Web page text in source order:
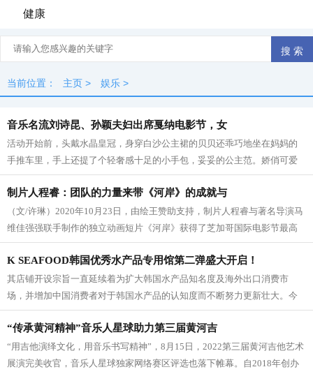
健康
当前位置： 主页 > 娱乐 >
音乐名流刘诗昆、孙颖夫妇出席戛纳电影节，女
活动开始前，头戴水晶皇冠，身穿白沙公主裙的贝贝还乖巧地坐在妈妈的
手推车里，手上还提了个轻奢感十足的小手包，妥妥的公主范。娇俏可爱
的模样，引来了大量明星前来打招呼、...
制片人程睿：团队的力量来带《河岸》的成就与
（文/许琳）2020年10月23日，由绘王赞助支持，制片人程睿与著名导演马
维佳强强联手制作的独立动画短片《河岸》获得了芝加哥国际电影节最高
的荣誉之一——动画银雨果奖，这部短片...
K SEAFOOD韩国优秀水产品专用馆第二弹盛大开启！
其店铺开设宗旨一直延续着为扩大韩国水产品知名度及海外出口消费市
场，并增加中国消费者对于韩国水产品的认知度而不断努力更新壮大。今
年主办方更是为大家准备了超多好礼，让...
“传承黄河精神”音乐人星球助力第三届黄河吉
“用吉他演绎文化，用音乐书写精神”，8月15日，2022第三届黄河吉他艺术
展演完美收官，音乐人星球独家网络赛区评选也落下帷幕。自2018年创办